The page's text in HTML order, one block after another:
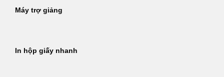
Máy trợ giảng
In hộp giấy nhanh